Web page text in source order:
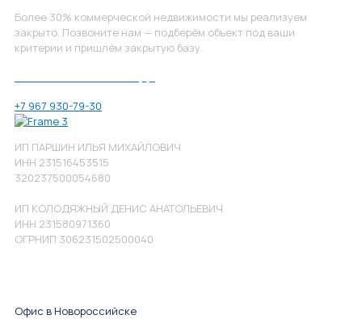
Более 30% коммерческой недвижимости мы реализуем
закрыто. Позвоните нам — подберём объект под ваши
критерии и пришлём закрытую базу.
+7 967 930-79-30
ИП ПАРШИН ИЛЬЯ МИХАЙЛОВИЧ
ИНН 231516453515
320237500054680
ИП КОЛОДЯЖНЫЙ ДЕНИС АНАТОЛЬЕВИЧ
ИНН 231580971360
ОГРНИП 306231502500040
Офис в Новороссийске